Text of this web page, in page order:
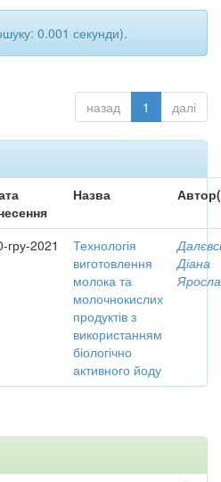
0.001 секунди).
назад 1 далі
Назва
гру-2021
Технологія
виготовлення
молока та
молочнокислих
продуктів з
використанням
біологічно
активного йоду
Діана